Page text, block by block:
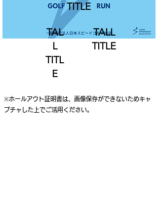
TITLE
TALL
TITLE
TAL
L
TITL
E
※ホールアウト証明書は、画像保存ができないためキャ
プチャした上でご活用ください。